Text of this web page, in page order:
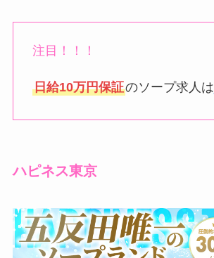
注目！！！
日給10万円保証のソープ求人は
ハピネス東京